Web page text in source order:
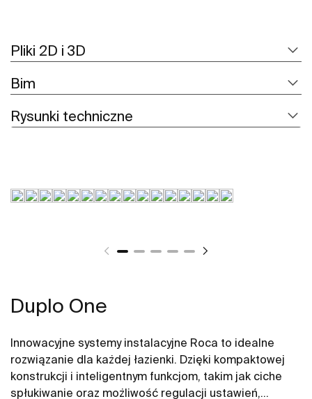
Pliki 2D i 3D
Bim
Rysunki techniczne
Duplo One
Innowacyjne systemy instalacyjne Roca to idealne
rozwiązanie dla każdej łazienki. Dzięki kompaktowej
konstrukcji i inteligentnym funkcjom, takim jak ciche
spłukiwanie oraz możliwość regulacji ustawień,